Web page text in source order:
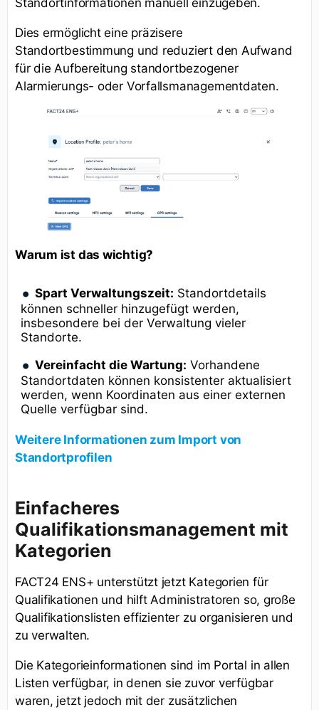
Standortinformationen manuell einzugeben.
Dies ermöglicht eine präzisere
Standortbestimmung und reduziert den Aufwand
für die Aufbereitung standortbezogener
Alarmierungs- oder Vorfallsmanagementdaten.
Warum ist das wichtig?
Spart Verwaltungszeit: Standortdetails
können schneller hinzugefügt werden,
insbesondere bei der Verwaltung vieler
Standorte.
Vereinfacht die Wartung: Vorhandene
Standortdaten können konsistenter aktualisiert
werden, wenn Koordinaten aus einer externen
Quelle verfügbar sind.
Weitere Informationen zum Import von
Standortprofilen
Einfacheres
Qualifikationsmanagement mit
Kategorien
FACT24 ENS+ unterstützt jetzt Kategorien für
Qualifikationen und hilft Administratoren so, große
Qualifikationslisten effizienter zu organisieren und
zu verwalten.
Die Kategorieinformationen sind im Portal in allen
Listen verfügbar, in denen sie zuvor verfügbar
waren, jetzt jedoch mit der zusätzlichen